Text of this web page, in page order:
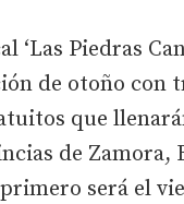
‘Las Piedras
de otoño con
que
de Zamora,
será el